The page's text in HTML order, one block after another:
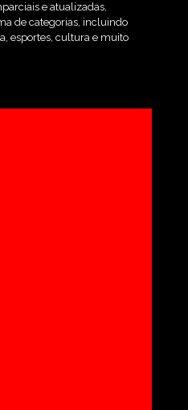
e atualizadas,
de categorias, incluindo
esportes, cultura e muito